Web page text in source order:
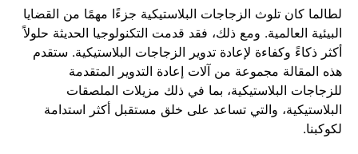
لطالما كان تلوث الزجاجات البلاستيكية جزءًا مهمًا من القضايا
البيئية العالمية. ومع ذلك، فقد قدمت التكنولوجيا الحديثة حلولاً
أكثر ذكاءً وكفاءة لإعادة تدوير الزجاجات البلاستيكية. ستقدم
هذه المقالة مجموعة من آلات إعادة التدوير المتقدمة
للزجاجات البلاستيكية، بما في ذلك مزيلات الملصقات
البلاستيكية، والتي تساعد على خلق مستقبل أكثر استدامة
لكوكبنا.